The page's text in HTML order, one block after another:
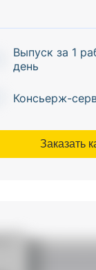
Выпуск за 1
день
Консьерж-
Заказать